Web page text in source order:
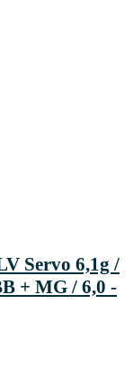
Servo 6,1g /
+ MG / 6,0 -